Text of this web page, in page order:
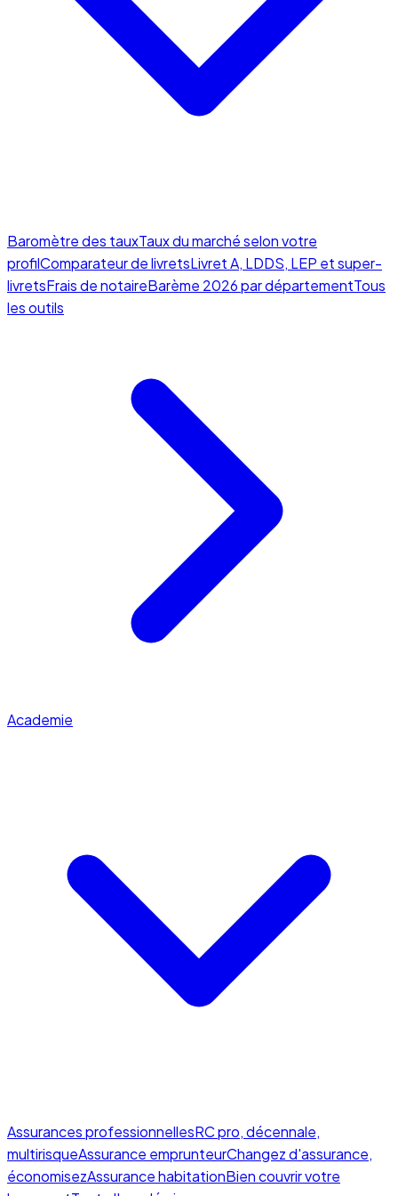
Baromètre des tauxTaux du marché selon votre
profilComparateur de livretsLivret A, LDDS, LEP et super-
livretsFrais de notaireBarème 2026 par départementTous
les outils
Academie
Assurances professionnellesRC pro, décennale,
multirisqueAssurance emprunteurChangez d'assurance,
économisezAssurance habitationBien couvrir votre